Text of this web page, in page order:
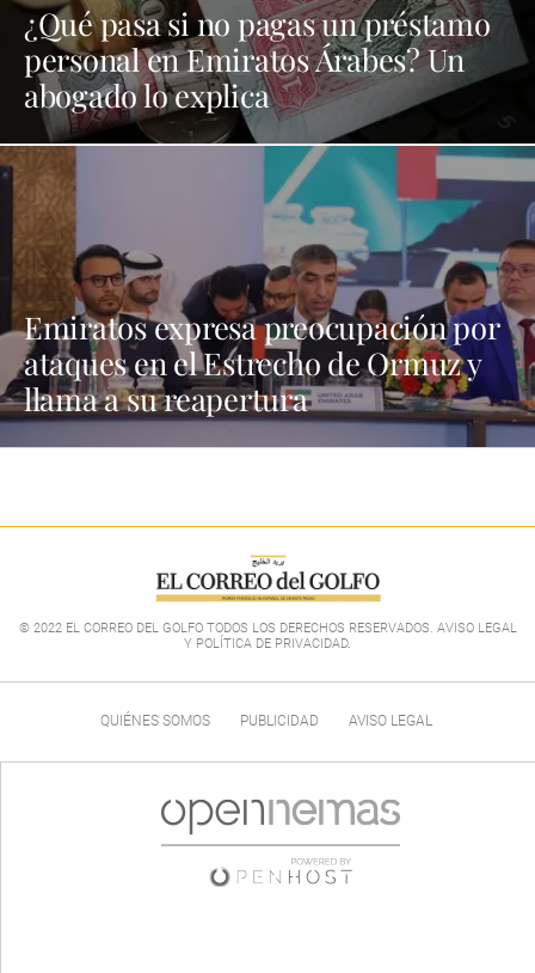
¿Qué pasa si no pagas un préstamo
personal en Emiratos Árabes? Un
abogado lo explica
Emiratos expresa preocupación por
ataques en el Estrecho de Ormuz y
llama a su reapertura
© 2022 EL CORREO DEL GOLFO TODOS LOS DERECHOS RESERVADOS. AVISO LEGAL
Y POLÍTICA DE PRIVACIDAD.
QUIÉNES SOMOS PUBLICIDAD AVISO LEGAL